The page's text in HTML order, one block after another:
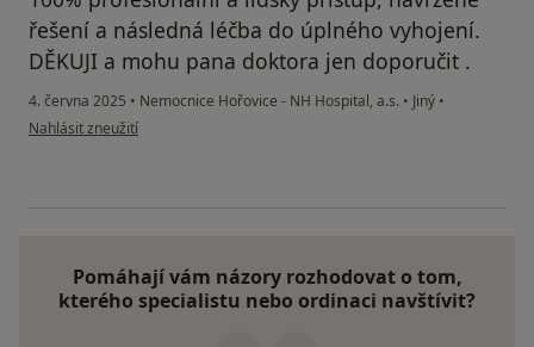
řešení a následná léčba do úplného vyhojení.
DĚKUJI a mohu pana doktora jen doporučit .
4. června 2025 • Nemocnice Hořovice - NH Hospital, a.s. • Jiný •
podle názoru uživatele Petr Leschtina
Nahlásit zneužití
Pomáhají vám názory rozhodovat o tom,
kterého specialistu nebo ordinaci navštívit?